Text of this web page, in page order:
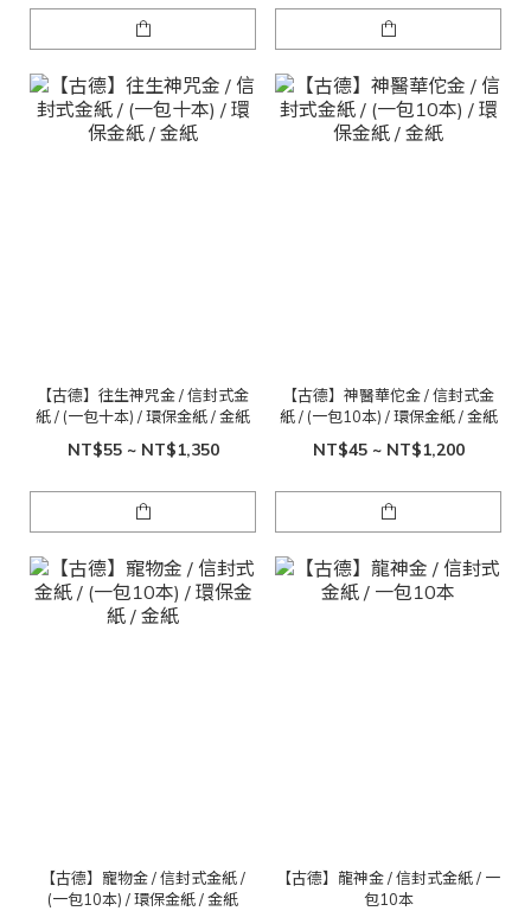
【古德】往生神咒金 / 信封式金
紙 / (一包十本) / 環保金紙 / 金紙
NT$55 ~ NT$1,350
【古德】神醫華佗金 / 信封式金
紙 / (一包10本) / 環保金紙 / 金紙
NT$45 ~ NT$1,200
【古德】寵物金 / 信封式金紙 /
(一包10本) / 環保金紙 / 金紙
【古德】龍神金 / 信封式金紙 / 一
包10本